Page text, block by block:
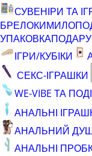
СУВЕНІРИ ТА
БРЕЛОКИМИЛО
УПАКОВКА
ІГРИ/КУБІКИ
СЕКС-ІГРАШКИ
WE-VIBE ТА
АНАЛЬНІ
АНАЛЬНИЙ
АНАЛЬНІ